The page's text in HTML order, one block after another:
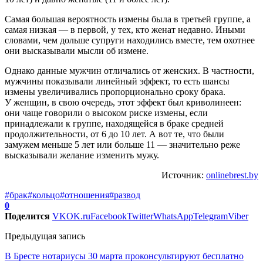
Самая большая вероятность измены была в третьей группе, а
самая низкая — в первой, у тех, кто женат недавно. Иными
словами, чем дольше супруги находились вместе, тем охотнее
они высказывали мысли об измене.
Однако данные мужчин отличались от женских. В частности,
мужчины показывали линейный эффект, то есть шансы
измены увеличивались пропорционально сроку брака.
У женщин, в свою очередь, этот эффект был криволинеен:
они чаще говорили о высоком риске измены, если
принадлежали к группе, находящейся в браке средней
продолжительности, от 6 до 10 лет. А вот те, что были
замужем меньше 5 лет или больше 11 — значительно реже
высказывали желание изменить мужу.
Источник: onlinebrest.by
#брак#кольцо#отношения#развод
0
Поделится VKOK.ruFacebookTwitterWhatsAppTelegramViber
Предыдущая запись
В Бресте нотариусы 30 марта проконсультируют бесплатно